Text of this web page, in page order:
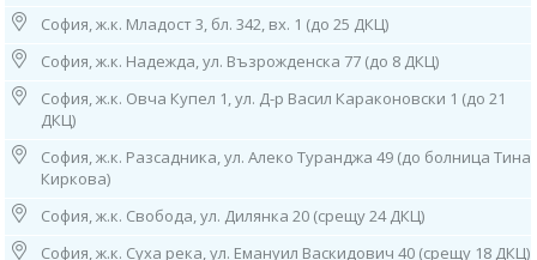
BRAF генна мутация
Генът BRAF (B-RAF ген) кодира специална протеин киназа - серин/
треонин киназата B-Raf, която също така регулира важен сигнален път
за делене и диференциация на клетките. Мутациите в гена BRAF могат
трайно да активират сигналния път и по този начин да допринесат за
развитието на колоректален карцином, например.
тумори, е особено често срещана в туморните клетки. Около 8 до 10
процента от всички пациенти с метастатичен колоректален рак са
София, ж.к. Младост 3, бл. 342, вх. 1 (до 25 ДКЦ)
София, ж.к. Надежда, ул. Възрожденска 77 (до 8 ДКЦ)
София, ж.к. Овча Купел 1, ул. Д-р Васил Караконовски 1 (до 21
ДКЦ)
София, ж.к. Разсадника, ул. Алеко Туранджа 49 (до болница Тина
Киркова)
София, ж.к. Свобода, ул. Дилянка 20 (срещу 24 ДКЦ)
София, ж.к. Суха река, ул. Емануил Васкидович 40 (срещу 18 ДКЦ)